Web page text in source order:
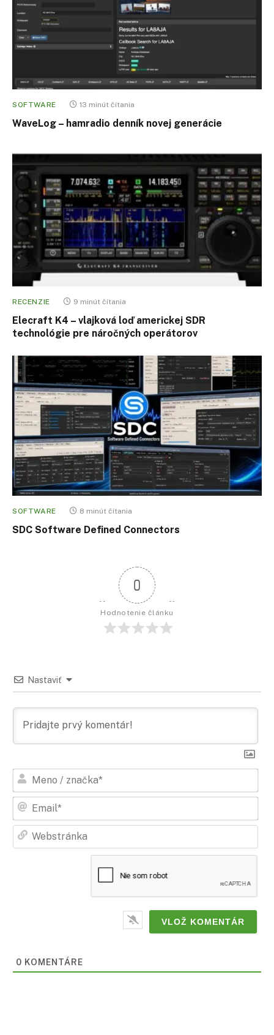
SOFTWARE 13 minút čítania
WaveLog – hamradio denník novej generácie
RECENZIE 9 minút čítania
Elecraft K4 – vlajková loď americkej SDR
technológie pre náročných operátorov
SOFTWARE 8 minút čítania
SDC Software Defined Connectors
0
Hodnotenie článku
Nastaviť
0 KOMENTÁRE